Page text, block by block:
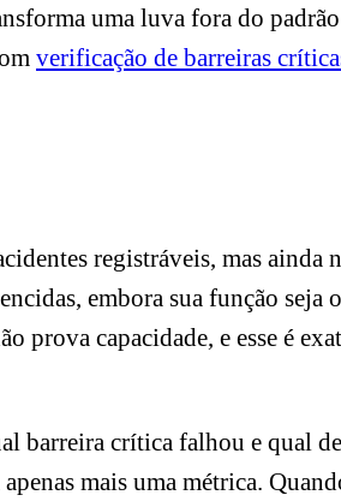
uma luva fora do
verificação de barreiras
registráveis, mas
embora sua função seja
prova capacidade, e esse é
barreira crítica falhou e qual
mais uma métrica.